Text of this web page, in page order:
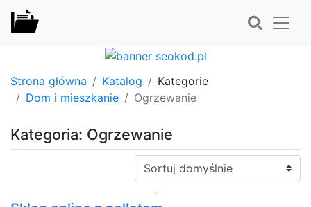
Strona główna Katalog
Kategorie
Dom i mieszkanie
Ogrzewanie
Kategoria: Ogrzewanie
Sortuj: